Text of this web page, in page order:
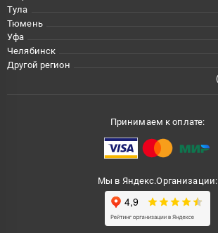
Тула
Тюмень
Уфа
Челябинск
Другой регион
Принимаем к оплате:
Мы в Яндекс.Организации: